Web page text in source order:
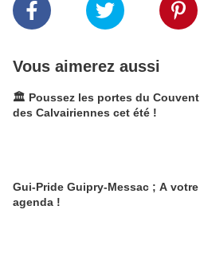
Vous aimerez aussi
🏛️ Poussez les portes du Couvent
des Calvairiennes cet été !
Gui-Pride Guipry-Messac ; A votre
agenda !